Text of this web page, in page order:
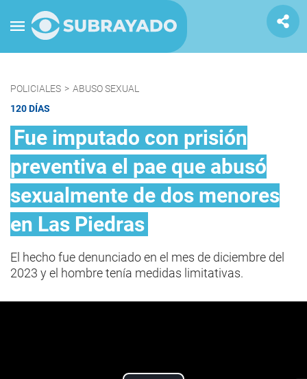
POLICIALES > ABUSO SEXUAL
120 DÍAS
Fue imputado con prisión
preventiva el pae que abusó
sexualmente de dos menores
en Las Piedras
El hecho fue denunciado en el mes de diciembre del
2023 y el hombre tenía medidas limitativas.